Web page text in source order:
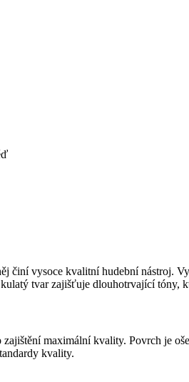
činí vysoce kvalitní hudební
tvar zajišťuje dlouhotrvající tóny,
maximální kvality. Povrch je
kvality.